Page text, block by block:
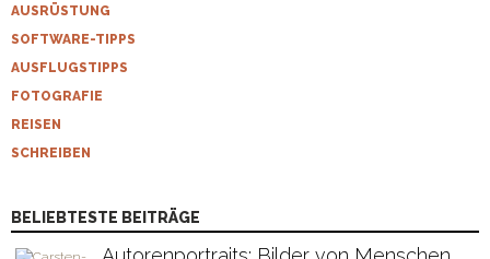
AUSRÜSTUNG
SOFTWARE-TIPPS
AUSFLUGSTIPPS
FOTOGRAFIE
REISEN
SCHREIBEN
BELIEBTESTE BEITRÄGE